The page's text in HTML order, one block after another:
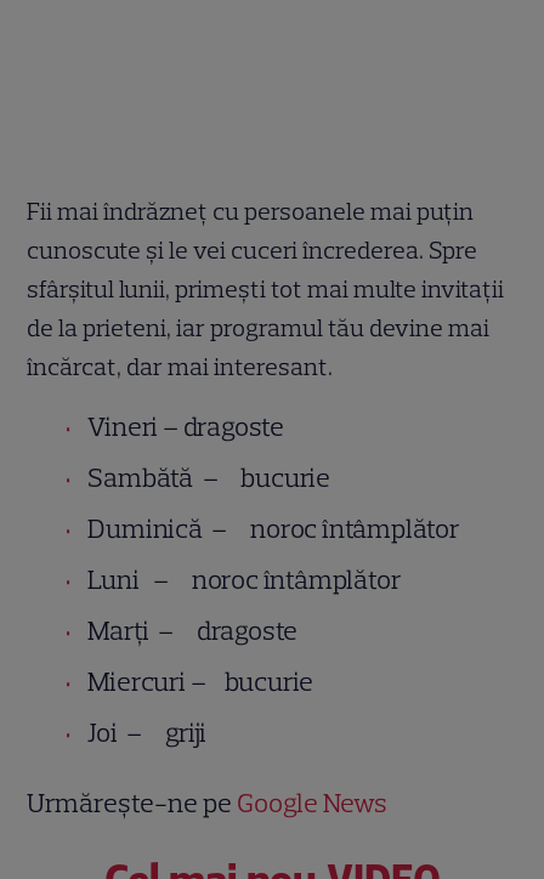
Fii mai îndrăzneţ cu persoanele mai puţin
cunoscute şi le vei cuceri încrederea. Spre
sfârşitul lunii, primeşti tot mai multe invitaţii
de la prieteni, iar programul tău devine mai
încărcat, dar mai interesant.
Vineri – dragoste
Sambătă – bucurie
Duminică – noroc întâmplător
Luni – noroc întâmplător
Marţi – dragoste
Miercuri – bucurie
Joi – griji
Urmărește-ne pe Google News